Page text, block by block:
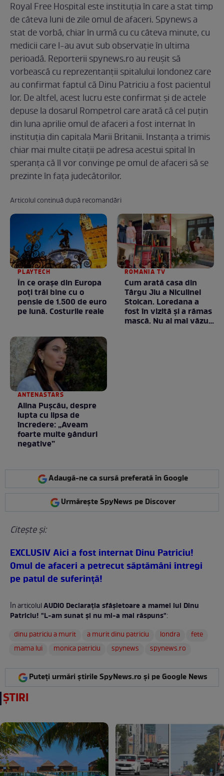
Royal Free Hospital este instituţia în care a stat timp
de câteva luni de zile omul de afaceri. Spynews a
stat de vorbă, chiar în urmă cu cu câteva minute, cu
medicii care l-au avut sub observaţie în ultima
perioadă. Reporterii spynews.ro au reuşit să
vorbească cu reprezentanţii spitalului londonez care
au confirmat faptul că Dinu Patriciu a fost pacientul
lor. De altfel, acest lucru este confirmat şi de actele
depuse la dosarul Rompetrol care arată că cel puţin
din luna aprilie omul de afaceri a fost internat în
instituţia din capitala Marii Britanii. Instanţa a trimis
chiar mai multe citaţii pe adresa acestui spital în
speranţa că îl vor convinge pe omul de afaceri să se
prezinte în faţa judecătorilor.
Articolul continuă după recomandări
PLAYTECH
În ce orașe din Europa
poți trăi bine cu o
pensie de 1.500 de euro
pe lună. Costurile reale
ROMANIA TV
Cum arată casa din
Târgu Jiu a Niculinei
Stoican. Loredana a
fost în vizită și a rămas
mască. Nu ai mai văzut
ANTENASTARS
Alina Pușcău, despre
lupta cu lipsa de
încredere: „Aveam
foarte multe gânduri
negative”
Adaugă-ne ca sursă preferată în Google
Urmărește SpyNews pe Discover
Citeşte şi:
EXCLUSIV Aici a fost internat Dinu Patriciu!
Omul de afaceri a petrecut săptămâni întregi
pe patul de suferinţă!
În articolulAUDIO Declaraţia sfâşietoare a mamei lui Dinu
Patriciu! "L-am sunat şi nu mi-a mai răspuns":
dinu patriciu a murit
a murit dinu patriciu londra
fete
mama lui
monica patriciu spynews spynews.ro
Puteți urmări știrile SpyNews.ro și pe Google News
ȘTIRI